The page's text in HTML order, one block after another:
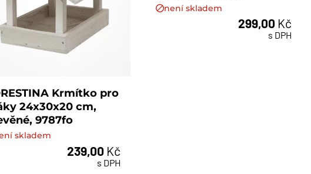
Krmítko pro
24x30x20 cm,
9787fo
skladem
239,00 Kč
s DPH
není skladem
299,00 Kč
s DPH